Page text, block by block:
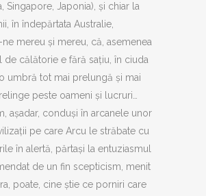
Singapore, Japonia), și chiar la
în îndepărtata Australie,
mereu și mereu, că, asemenea
de călătorie e fără sațiu, în ciuda
umbră tot mai prelungă și mai
peste oameni și lucruri…
așadar, conduși în arcanele unor
pe care Arcu le străbate cu
în alertă, părtași la entuziasmul
de un fin scepticism, menit
poate, cine știe ce porniri care